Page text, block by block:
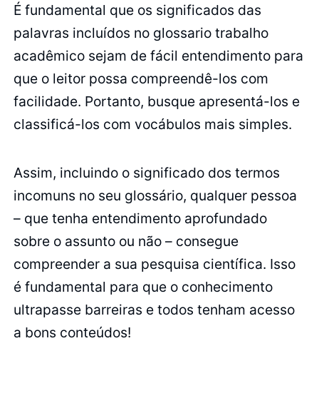
É fundamental que os significados das
palavras incluídos no glossario trabalho
acadêmico sejam de fácil entendimento para
que o leitor possa compreendê-los com
facilidade. Portanto, busque apresentá-los e
classificá-los com vocábulos mais simples.
Assim, incluindo o significado dos termos
incomuns no seu glossário, qualquer pessoa
– que tenha entendimento aprofundado
sobre o assunto ou não – consegue
compreender a sua pesquisa científica. Isso
é fundamental para que o conhecimento
ultrapasse barreiras e todos tenham acesso
a bons conteúdos!